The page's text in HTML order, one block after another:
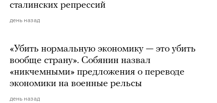
сталинских репрессий
день назад
«Убить нормальную экономику — это убить
вообще страну». Собянин назвал
«никчемными» предложения о переводе
экономики на военные рельсы
день назад